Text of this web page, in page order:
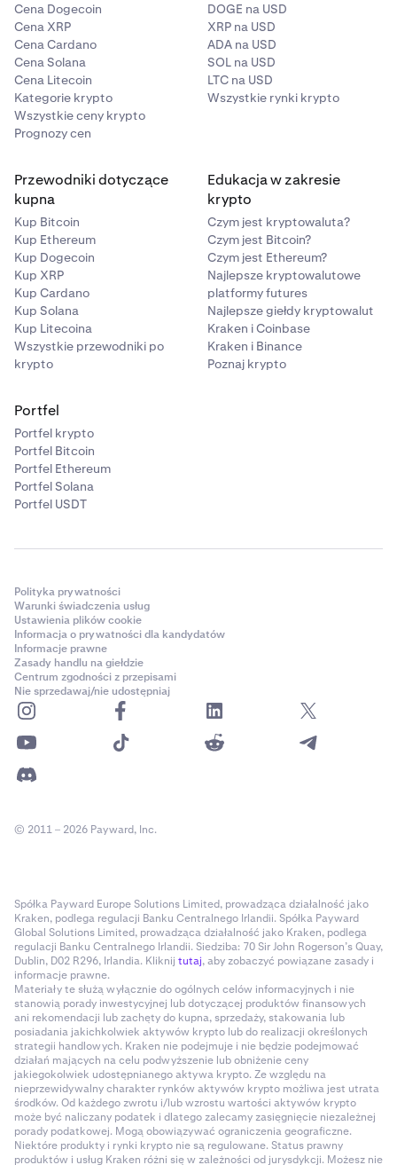
Cena Dogecoin
Cena XRP
Cena Cardano
Cena Solana
Cena Litecoin
Kategorie krypto
Wszystkie ceny krypto
Prognozy cen
DOGE na USD
XRP na USD
ADA na USD
SOL na USD
LTC na USD
Wszystkie rynki krypto
Przewodniki dotyczące
kupna
Kup Bitcoin
Kup Ethereum
Kup Dogecoin
Kup XRP
Kup Cardano
Kup Solana
Kup Litecoina
Wszystkie przewodniki po
krypto
Edukacja w zakresie
krypto
Czym jest kryptowaluta?
Czym jest Bitcoin?
Czym jest Ethereum?
Najlepsze kryptowalutowe
platformy futures
Najlepsze giełdy kryptowalut
Kraken i Coinbase
Kraken i Binance
Poznaj krypto
Portfel
Portfel krypto
Portfel Bitcoin
Portfel Ethereum
Portfel Solana
Portfel USDT
Polityka prywatności
Warunki świadczenia usług
Ustawienia plików cookie
Informacja o prywatności dla kandydatów
Informacje prawne
Zasady handlu na giełdzie
Centrum zgodności z przepisami
Nie sprzedawaj/nie udostępniaj
© 2011 – 2026 Payward, Inc.
Spółka Payward Europe Solutions Limited, prowadząca działalność jako
Kraken, podlega regulacji Banku Centralnego Irlandii. Spółka Payward
Global Solutions Limited, prowadząca działalność jako Kraken, podlega
regulacji Banku Centralnego Irlandii. Siedziba: 70 Sir John Rogerson’s Quay,
Dublin, D02 R296, Irlandia. Kliknij tutaj, aby zobaczyć powiązane zasady i
informacje prawne.
Materiały te służą wyłącznie do ogólnych celów informacyjnych i nie
stanowią porady inwestycyjnej lub dotyczącej produktów finansowych
ani rekomendacji lub zachęty do kupna, sprzedaży, stakowania lub
posiadania jakichkolwiek aktywów krypto lub do realizacji określonych
strategii handlowych. Kraken nie podejmuje i nie będzie podejmować
działań mających na celu podwyższenie lub obniżenie ceny
jakiegokolwiek udostępnianego aktywa krypto. Ze względu na
nieprzewidywalny charakter rynków aktywów krypto możliwa jest utrata
środków. Od każdego zwrotu i/lub wzrostu wartości aktywów krypto
może być naliczany podatek i dlatego zalecamy zasięgnięcie niezależnej
porady podatkowej. Mogą obowiązywać ograniczenia geograficzne.
Niektóre produkty i rynki krypto nie są regulowane. Status prawny
produktów i usług Kraken różni się w zależności od jurysdykcji. Możesz nie